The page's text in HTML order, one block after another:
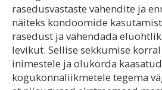
rasedusvastaste vahendite ja
näiteks kondoomide
rasedust ja vähendada
levikut. Sellise sekkumise
inimestele ja olukorda kaasatud
kogukonnaliikmetele tegema